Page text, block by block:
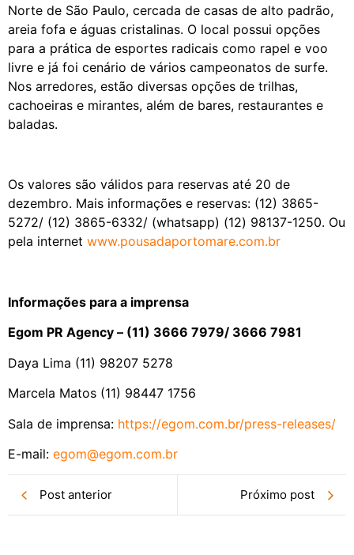
Norte de São Paulo, cercada de casas de alto padrão,
areia fofa e águas cristalinas. O local possui opções
para a prática de esportes radicais como rapel e voo
livre e já foi cenário de vários campeonatos de surfe.
Nos arredores, estão diversas opções de trilhas,
cachoeiras e mirantes, além de bares, restaurantes e
baladas.
Os valores são válidos para reservas até 20 de
dezembro. Mais informações e reservas: (12) 3865-
5272/ (12) 3865-6332/ (whatsapp) (12) 98137-1250. Ou
pela internet www.pousadaportomare.com.br
Informações para a imprensa
Egom PR Agency – (11) 3666 7979/ 3666 7981
Daya Lima (11) 98207 5278
Marcela Matos (11) 98447 1756
Sala de imprensa: https://egom.com.br/press-releases/
E-mail: egom@egom.com.br
Post anterior Próximo post